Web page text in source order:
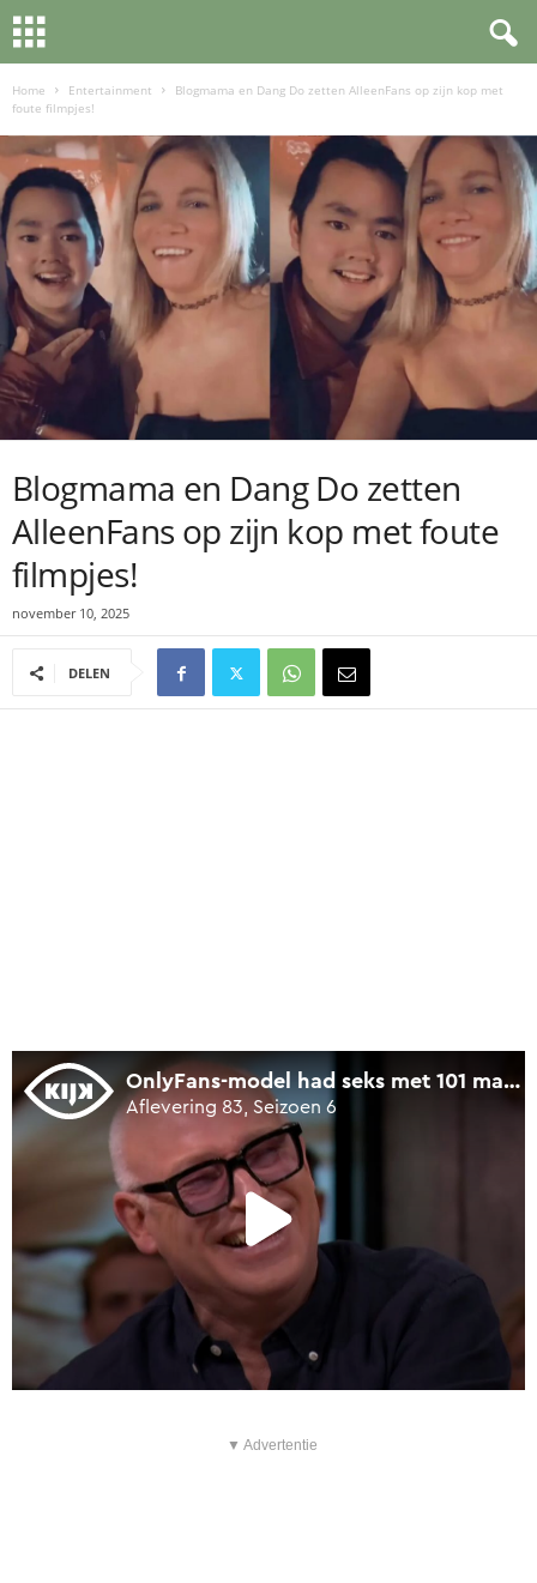
Home Entertainment
Blogmama en Dang Do zetten AlleenFans op zijn kop met
foute filmpjes!
Blogmama en Dang Do zetten
AlleenFans op zijn kop met foute
filmpjes!
november 10, 2025
DELEN
▼ Advertentie